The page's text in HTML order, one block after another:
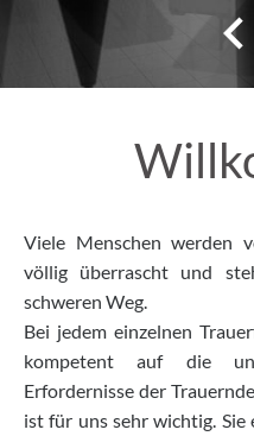

Viele Menschen werden
völlig überrascht und
schweren Weg.
Bei jedem einzelnen
kompetent auf die
Erfordernisse der
ist für uns sehr wichtig.